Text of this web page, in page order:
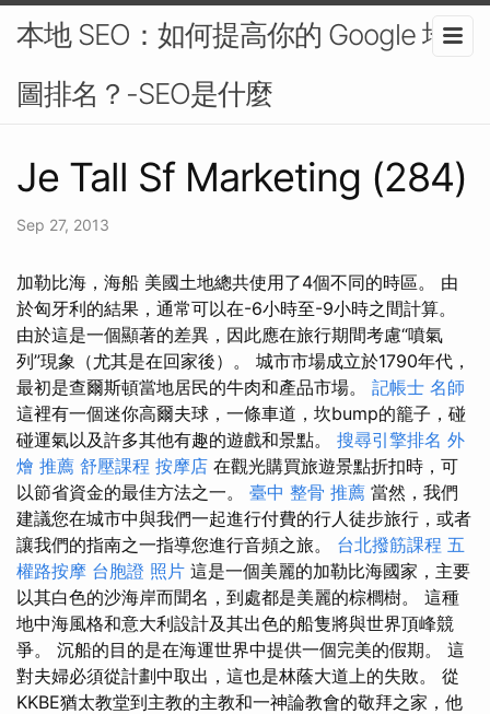
本地 SEO：如何提高你的 Google 地
圖排名？-SEO是什麼
Je Tall Sf Marketing (284)
Sep 27, 2013
加勒比海，海船 美國土地總共使用了4個不同的時區。 由
於匈牙利的結果，通常可以在-6小時至-9小時之間計算。
由於這是一個顯著的差異，因此應在旅行期間考慮“噴氣
列”現象（尤其是在回家後）。 城市市場成立於1790年代，
最初是查爾斯頓當地居民的牛肉和產品市場。 記帳士 名師
這裡有一個迷你高爾夫球，一條車道，坎bump的籠子，碰
碰運氣以及許多其他有趣的遊戲和景點。 搜尋引擎排名 外
燴 推薦 舒壓課程 按摩店 在觀光購買旅遊景點折扣時，可
以節省資金的最佳方法之一。 臺中 整骨 推薦 當然，我們
建議您在城市中與我們一起進行付費的行人徒步旅行，或者
讓我們的指南之一指導您進行音頻之旅。 台北撥筋課程 五
權路按摩 台胞證 照片 這是一個美麗的加勒比海國家，主要
以其白色的沙海岸而聞名，到處都是美麗的棕櫚樹。 這種
地中海風格和意大利設計及其出色的船隻將與世界頂峰競
爭。 沉船的目的是在海運世界中提供一個完美的假期。 這
對夫婦必須從計劃中取出，這也是林蔭大道上的失敗。 從
KKBE猶太教堂到主教的主教和一神論教會的敬拜之家，他